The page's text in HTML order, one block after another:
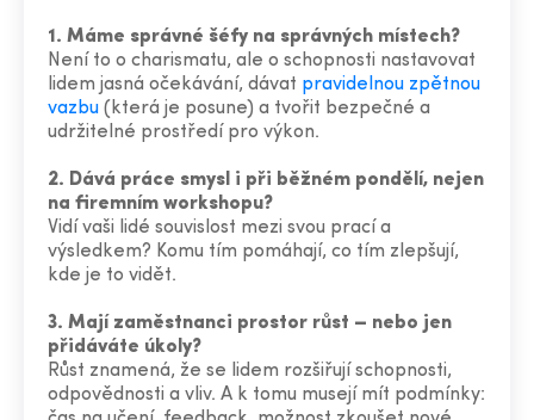
1. Máme správné šéfy na správných místech?
Není to o charismatu, ale o schopnosti nastavovat
lidem jasná očekávání, dávat pravidelnou zpětnou
vazbu (která je posune) a tvořit bezpečné a
udržitelné prostředí pro výkon.
2. Dává práce smysl i při běžném pondělí, nejen
na firemním workshopu?
Vidí vaši lidé souvislost mezi svou prací a
výsledkem? Komu tím pomáhají, co tím zlepšují,
kde je to vidět.
3. Mají zaměstnanci prostor růst – nebo jen
přidáváte úkoly?
Růst znamená, že se lidem rozšiřují schopnosti,
odpovědnosti a vliv. A k tomu musejí mít podmínky: